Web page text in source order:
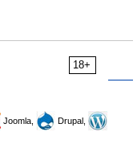
18+
Joomla,
Drupal,